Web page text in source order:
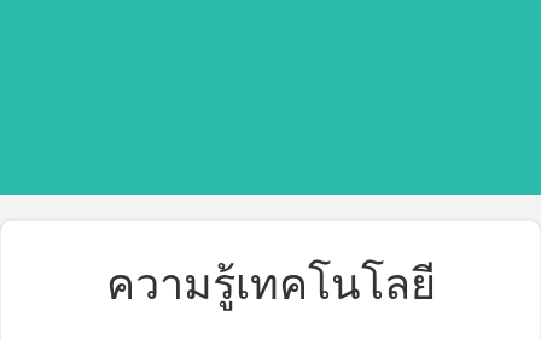
ความรู้เทคโนโลยี